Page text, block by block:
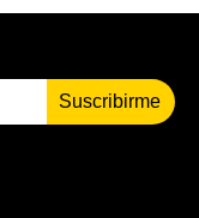
Suscribirme